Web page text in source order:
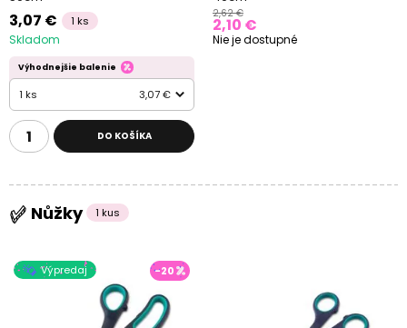
3,07 € 1 ks
Skladom
Výhodnejšie balenie
1 ks 3,07 €
DO KOŠÍKA
2,62 €
2,10 €
Nie je dostupné
Nůžky 1 kus
Výpredaj -20